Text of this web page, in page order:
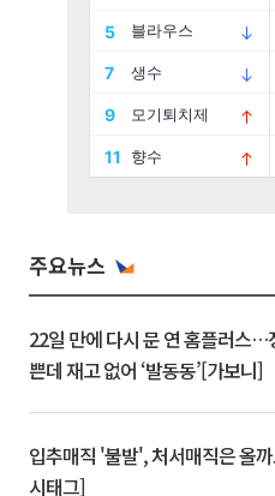
주요뉴스
22일 만에 다시 문 연 홈플러스…
쁜데 재고 없어 ‘발동동’[가보니]
입추매직 '불발', 처서매직은 올
시태그]